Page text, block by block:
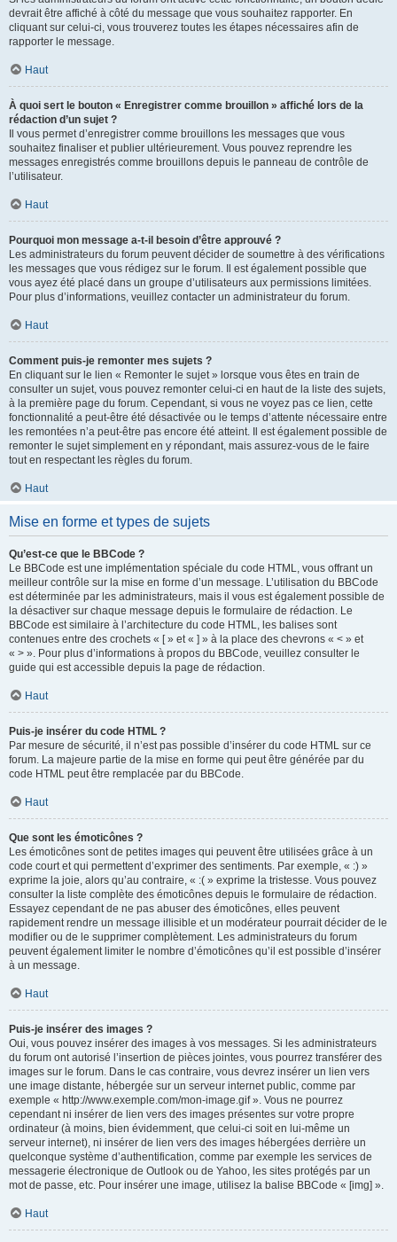
devrait être affiché à côté du message que vous souhaitez rapporter. En
cliquant sur celui-ci, vous trouverez toutes les étapes nécessaires afin de
rapporter le message.
Haut
À quoi sert le bouton « Enregistrer comme brouillon » affiché lors de la
rédaction d’un sujet ?
Il vous permet d’enregistrer comme brouillons les messages que vous
souhaitez finaliser et publier ultérieurement. Vous pouvez reprendre les
messages enregistrés comme brouillons depuis le panneau de contrôle de
l’utilisateur.
Haut
Pourquoi mon message a-t-il besoin d’être approuvé ?
Les administrateurs du forum peuvent décider de soumettre à des vérifications
les messages que vous rédigez sur le forum. Il est également possible que
vous ayez été placé dans un groupe d’utilisateurs aux permissions limitées.
Pour plus d’informations, veuillez contacter un administrateur du forum.
Haut
Comment puis-je remonter mes sujets ?
En cliquant sur le lien « Remonter le sujet » lorsque vous êtes en train de
consulter un sujet, vous pouvez remonter celui-ci en haut de la liste des sujets,
à la première page du forum. Cependant, si vous ne voyez pas ce lien, cette
fonctionnalité a peut-être été désactivée ou le temps d’attente nécessaire entre
les remontées n’a peut-être pas encore été atteint. Il est également possible de
remonter le sujet simplement en y répondant, mais assurez-vous de le faire
tout en respectant les règles du forum.
Haut
Mise en forme et types de sujets
Qu’est-ce que le BBCode ?
Le BBCode est une implémentation spéciale du code HTML, vous offrant un
meilleur contrôle sur la mise en forme d’un message. L’utilisation du BBCode
est déterminée par les administrateurs, mais il vous est également possible de
la désactiver sur chaque message depuis le formulaire de rédaction. Le
BBCode est similaire à l’architecture du code HTML, les balises sont
contenues entre des crochets « [ » et « ] » à la place des chevrons « < » et
« > ». Pour plus d’informations à propos du BBCode, veuillez consulter le
guide qui est accessible depuis la page de rédaction.
Haut
Puis-je insérer du code HTML ?
Par mesure de sécurité, il n’est pas possible d’insérer du code HTML sur ce
forum. La majeure partie de la mise en forme qui peut être générée par du
code HTML peut être remplacée par du BBCode.
Haut
Que sont les émoticônes ?
Les émoticônes sont de petites images qui peuvent être utilisées grâce à un
code court et qui permettent d’exprimer des sentiments. Par exemple, « :) »
exprime la joie, alors qu’au contraire, « :( » exprime la tristesse. Vous pouvez
consulter la liste complète des émoticônes depuis le formulaire de rédaction.
Essayez cependant de ne pas abuser des émoticônes, elles peuvent
rapidement rendre un message illisible et un modérateur pourrait décider de le
modifier ou de le supprimer complètement. Les administrateurs du forum
peuvent également limiter le nombre d’émoticônes qu’il est possible d’insérer
à un message.
Haut
Puis-je insérer des images ?
Oui, vous pouvez insérer des images à vos messages. Si les administrateurs
du forum ont autorisé l’insertion de pièces jointes, vous pourrez transférer des
images sur le forum. Dans le cas contraire, vous devrez insérer un lien vers
une image distante, hébergée sur un serveur internet public, comme par
exemple « http://www.exemple.com/mon-image.gif ». Vous ne pourrez
cependant ni insérer de lien vers des images présentes sur votre propre
ordinateur (à moins, bien évidemment, que celui-ci soit en lui-même un
serveur internet), ni insérer de lien vers des images hébergées derrière un
quelconque système d’authentification, comme par exemple les services de
messagerie électronique de Outlook ou de Yahoo, les sites protégés par un
mot de passe, etc. Pour insérer une image, utilisez la balise BBCode « [img] ».
Haut